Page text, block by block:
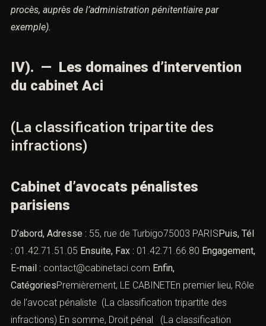
procès, auprès de l’administration pénitentiaire par
exemple).
IV). — Les domaines d’intervention
du cabinet Aci
(La classification tripartite des
infractions)
Cabinet d’avocats pénalistes
parisiens
D’abord, Adresse : 55, rue de Turbigo75003 PARISPuis, Tél
: 01.42.71.51.05 Ensuite, Fax : 01.42.71.66.80 Engagement,
E-mail : contact@cabinetaci.com Enfin,
CatégoriesPremièrement, LE CABINETEn premier lieu, Rôle
de l’avocat pénaliste (La classification tripartite des
infractions) En somme, Droit pénal (La classification